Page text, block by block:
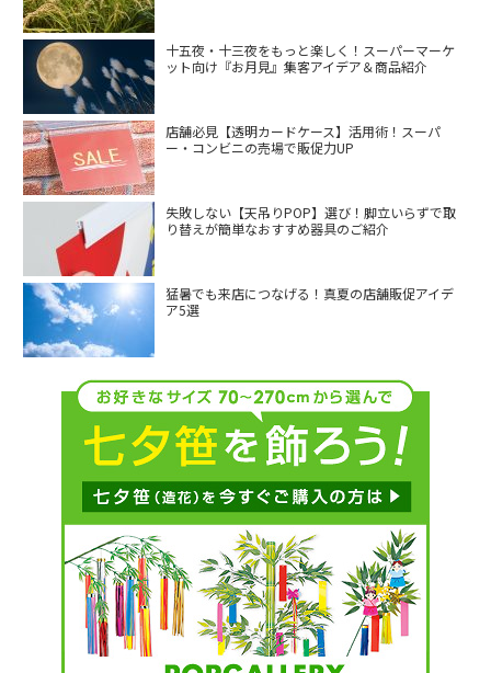
十五夜・十三夜をもっと楽しく！スーパーマーケ
ット向け『お月見』集客アイデア＆商品紹介
店舗必見【透明カードケース】活用術！スーパ
ー・コンビニの売場で販促力UP
失敗しない【天吊りPOP】選び！脚立いらずで取
り替えが簡単なおすすめ器具のご紹介
猛暑でも来店につなげる！真夏の店舗販促アイデ
ア5選